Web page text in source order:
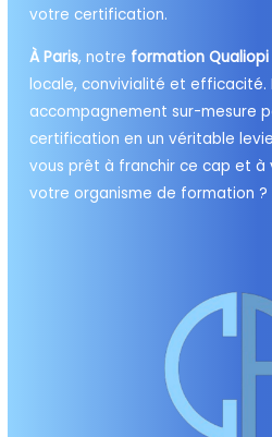
votre certification.
À Paris, notre formation
locale, convivialité et efficacité.
accompagnement sur-mesure
certification en un véritable
vous prêt à franchir ce cap et à
votre organisme de formation ?